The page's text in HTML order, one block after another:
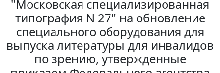
"Московская специализированная
типография N 27" на обновление
специального оборудования для
выпуска литературы для инвалидов
по зрению, утвержденные